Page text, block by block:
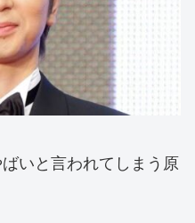
いと言われてしまう原